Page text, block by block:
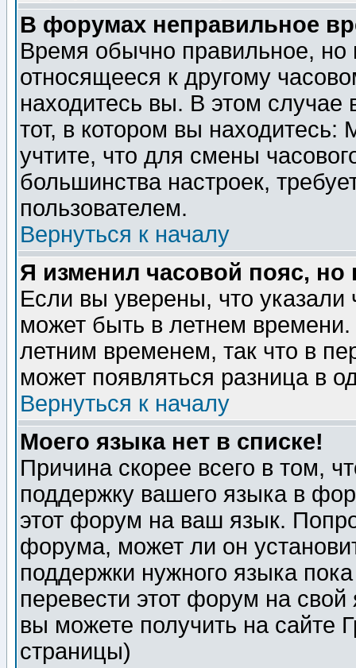
В форумах неправильное
Время обычно правильное,
относящееся к другому
находитесь вы. В этом
тот, в котором вы
учтите, что для смены
большинства настроек,
пользователем.
Вернуться к началу
Я изменил часовой пояс,
Если вы уверены, что указали
может быть в летнем
летним временем, так что в
может появляться разница в
Вернуться к началу
Моего языка нет в списке!
Причина скорее всего в том,
поддержку вашего языка в
этот форум на ваш язык.
форума, может ли он
поддержки нужного языка
перевести этот форум на
вы можете получить на сайте
страницы)